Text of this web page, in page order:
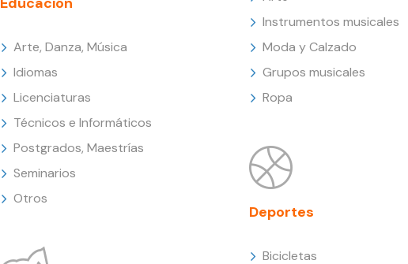
Arte, Danza, Música
Idiomas
Licenciaturas
Técnicos e Informáticos
Postgrados, Maestrías
Seminarios
Otros
Instrumentos musicales
Moda y Calzado
Grupos musicales
Ropa
Deportes
Bicicletas